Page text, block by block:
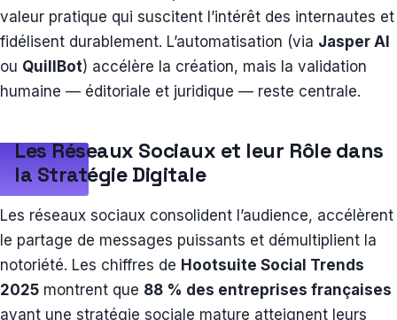
valeur pratique qui suscitent l’intérêt des internautes et
fidélisent durablement. L’automatisation (via Jasper AI
ou QuillBot) accélère la création, mais la validation
humaine — éditoriale et juridique — reste centrale.
Les Réseaux Sociaux et leur Rôle dans
la Stratégie Digitale
Les réseaux sociaux consolident l’audience, accélèrent
le partage de messages puissants et démultiplient la
notoriété. Les chiffres de Hootsuite Social Trends
2025 montrent que 88 % des entreprises françaises
ayant une stratégie sociale mature atteignent leurs